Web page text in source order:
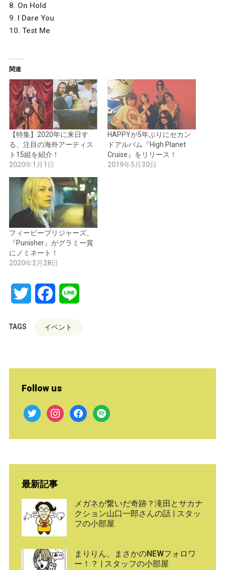
8. On Hold
9. I Dare You
10. Test Me
関連
【特集】2020年に来日す
る、注目の海外アーティス
ト15組を紹介！
2020年1月1日
HAPPYが5年ぶりにセカン
ドアルバム『High Planet
Cruise』をリリース！
2019年5月30日
フィービーブリジャーズ、
『Punisher』がグラミー賞
にノミネート！
2020年2月28日
Twitter Facebook
TAGS イベント
Follow us
twitter instagramfacebook
spotify
最新記事
メガネが繋いだ奇跡？滝田とサカナ
クション山口一郎さんの話 | スタッ
フの小部屋
まりりん、まさかのNEWフォロワ
ー！？ | スタッフの小部屋